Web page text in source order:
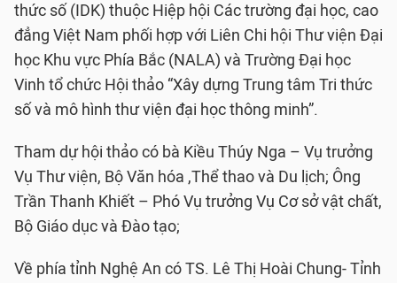
thức số (IDK) thuộc Hiệp hội Các trường đại học, cao
đẳng Việt Nam phối hợp với Liên Chi hội Thư viện Đại
học Khu vực Phía Bắc (NALA) và Trường Đại học
Vinh tổ chức Hội thảo “Xây dựng Trung tâm Tri thức
số và mô hình thư viện đại học thông minh”.
Tham dự hội thảo có bà Kiều Thúy Nga – Vụ trưởng
Vụ Thư viện, Bộ Văn hóa ,Thể thao và Du lịch; Ông
Trần Thanh Khiết – Phó Vụ trưởng Vụ Cơ sở vật chất,
Bộ Giáo dục và Đào tạo;
Về phía tỉnh Nghệ An có TS. Lê Thị Hoài Chung- Tỉnh